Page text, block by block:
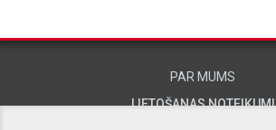
PAR MUMS
LIETOŠANAS NOTEIKUMI